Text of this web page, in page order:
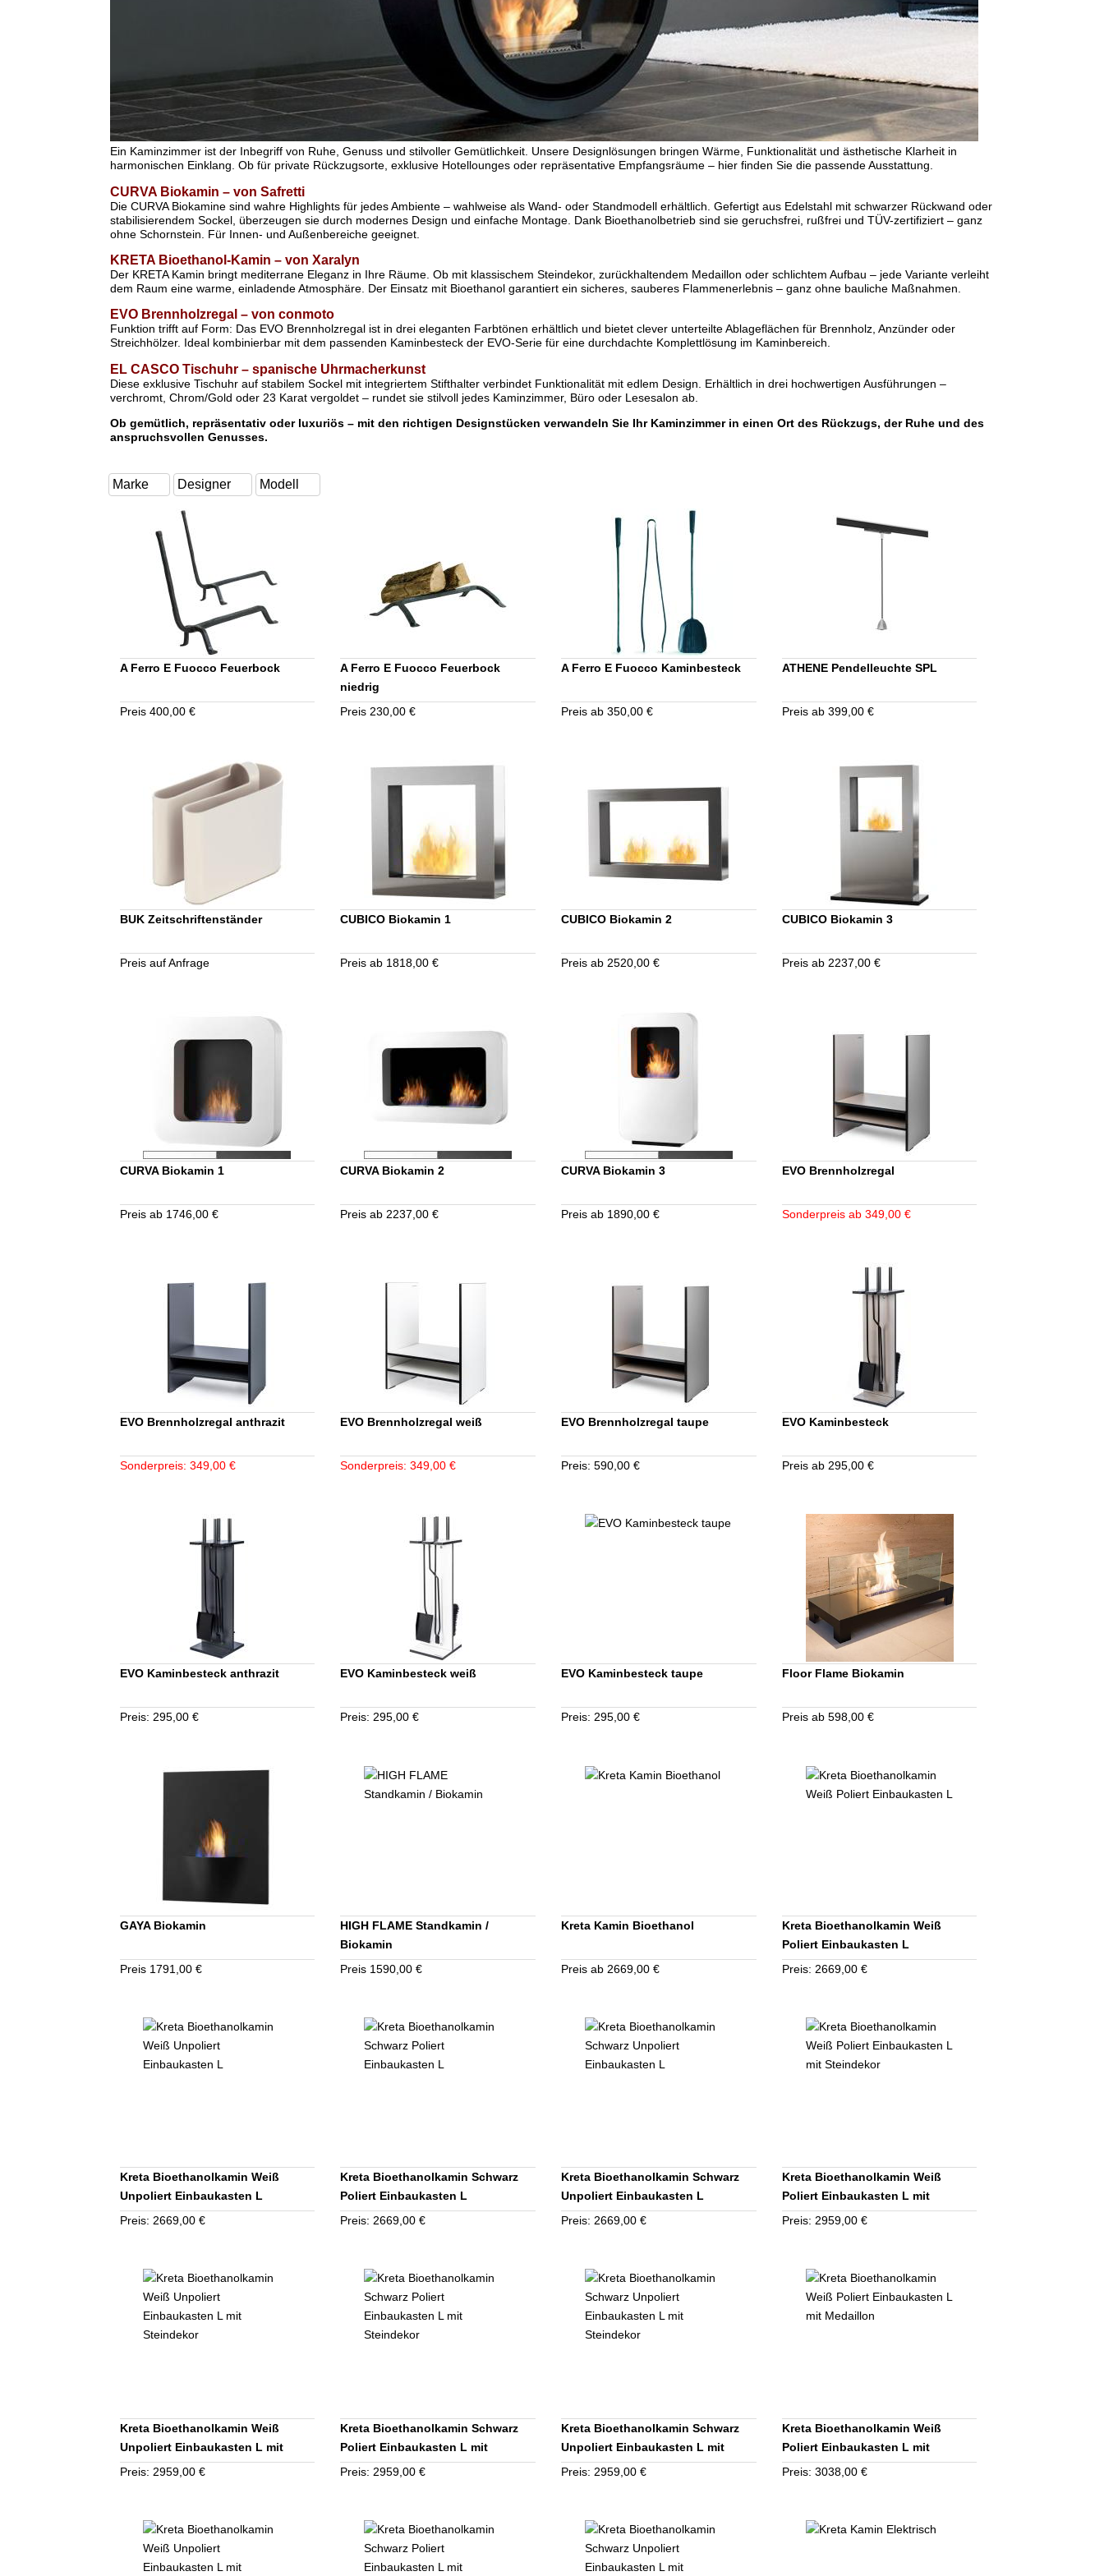
Ein Kaminzimmer ist der Inbegriff von Ruhe, Genuss und stilvoller Gemütlichkeit. Unsere Designlösungen bringen Wärme, Funktionalität und ästhetische Klarheit in
harmonischen Einklang. Ob für private Rückzugsorte, exklusive Hotellounges oder repräsentative Empfangsräume – hier finden Sie die passende Ausstattung.
CURVA Biokamin – von Safretti
Die CURVA Biokamine sind wahre Highlights für jedes Ambiente – wahlweise als Wand- oder Standmodell erhältlich. Gefertigt aus Edelstahl mit schwarzer Rückwand oder
stabilisierendem Sockel, überzeugen sie durch modernes Design und einfache Montage. Dank Bioethanolbetrieb sind sie geruchsfrei, rußfrei und TÜV-zertifiziert – ganz
ohne Schornstein. Für Innen- und Außenbereiche geeignet.
KRETA Bioethanol-Kamin – von Xaralyn
Der KRETA Kamin bringt mediterrane Eleganz in Ihre Räume. Ob mit klassischem Steindekor, zurückhaltendem Medaillon oder schlichtem Aufbau – jede Variante verleiht
dem Raum eine warme, einladende Atmosphäre. Der Einsatz mit Bioethanol garantiert ein sicheres, sauberes Flammenerlebnis – ganz ohne bauliche Maßnahmen.
EVO Brennholzregal – von conmoto
Funktion trifft auf Form: Das EVO Brennholzregal ist in drei eleganten Farbtönen erhältlich und bietet clever unterteilte Ablageflächen für Brennholz, Anzünder oder
Streichhölzer. Ideal kombinierbar mit dem passenden Kaminbesteck der EVO-Serie für eine durchdachte Komplettlösung im Kaminbereich.
EL CASCO Tischuhr – spanische Uhrmacherkunst
Diese exklusive Tischuhr auf stabilem Sockel mit integriertem Stifthalter verbindet Funktionalität mit edlem Design. Erhältlich in drei hochwertigen Ausführungen –
verchromt, Chrom/Gold oder 23 Karat vergoldet – rundet sie stilvoll jedes Kaminzimmer, Büro oder Lesesalon ab.
Ob gemütlich, repräsentativ oder luxuriös – mit den richtigen Designstücken verwandeln Sie Ihr Kaminzimmer in einen Ort des Rückzugs, der Ruhe und des
anspruchsvollen Genusses.
A Ferro E Fuocco Feuerbock
Preis 400,00 €
A Ferro E Fuocco Feuerbock
niedrig
Preis 230,00 €
A Ferro E Fuocco Kaminbesteck
Preis ab 350,00 €
ATHENE Pendelleuchte SPL
Preis ab 399,00 €
BUK Zeitschriftenständer
Preis auf Anfrage
CUBICO Biokamin 1
Preis ab 1818,00 €
CUBICO Biokamin 2
Preis ab 2520,00 €
CUBICO Biokamin 3
Preis ab 2237,00 €
CURVA Biokamin 1
Preis ab 1746,00 €
CURVA Biokamin 2
Preis ab 2237,00 €
CURVA Biokamin 3
Preis ab 1890,00 €
EVO Brennholzregal
Sonderpreis ab 349,00 €
EVO Brennholzregal anthrazit
Sonderpreis: 349,00 €
EVO Brennholzregal weiß
Sonderpreis: 349,00 €
EVO Brennholzregal taupe
Preis: 590,00 €
EVO Kaminbesteck
Preis ab 295,00 €
EVO Kaminbesteck anthrazit
Preis: 295,00 €
EVO Kaminbesteck weiß
Preis: 295,00 €
EVO Kaminbesteck taupe
Preis: 295,00 €
Floor Flame Biokamin
Preis ab 598,00 €
GAYA Biokamin
Preis 1791,00 €
HIGH FLAME Standkamin /
Biokamin
Preis 1590,00 €
Kreta Kamin Bioethanol
Preis ab 2669,00 €
Kreta Bioethanolkamin Weiß
Poliert Einbaukasten L
Preis: 2669,00 €
Kreta Bioethanolkamin Weiß
Unpoliert Einbaukasten L
Preis: 2669,00 €
Kreta Bioethanolkamin Schwarz
Poliert Einbaukasten L
Preis: 2669,00 €
Kreta Bioethanolkamin Schwarz
Unpoliert Einbaukasten L
Preis: 2669,00 €
Kreta Bioethanolkamin Weiß
Poliert Einbaukasten L mit
Steindekor
Preis: 2959,00 €
Kreta Bioethanolkamin Weiß
Unpoliert Einbaukasten L mit
Steindekor
Preis: 2959,00 €
Kreta Bioethanolkamin Schwarz
Poliert Einbaukasten L mit
Steindekor
Preis: 2959,00 €
Kreta Bioethanolkamin Schwarz
Unpoliert Einbaukasten L mit
Steindekor
Preis: 2959,00 €
Kreta Bioethanolkamin Weiß
Poliert Einbaukasten L mit
Medaillon
Preis: 3038,00 €